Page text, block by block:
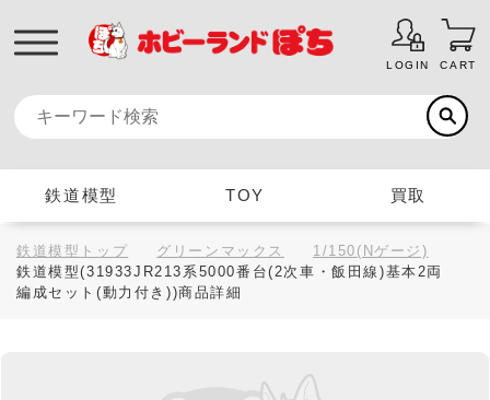
LOGIN CART
鉄道模型 TOY 買取
鉄道模型トップ グリーンマックス
1/150(Nゲージ)
鉄道模型(31933JR213系5000番台(2次車・飯田線)基本2両
編成セット(動力付き))商品詳細